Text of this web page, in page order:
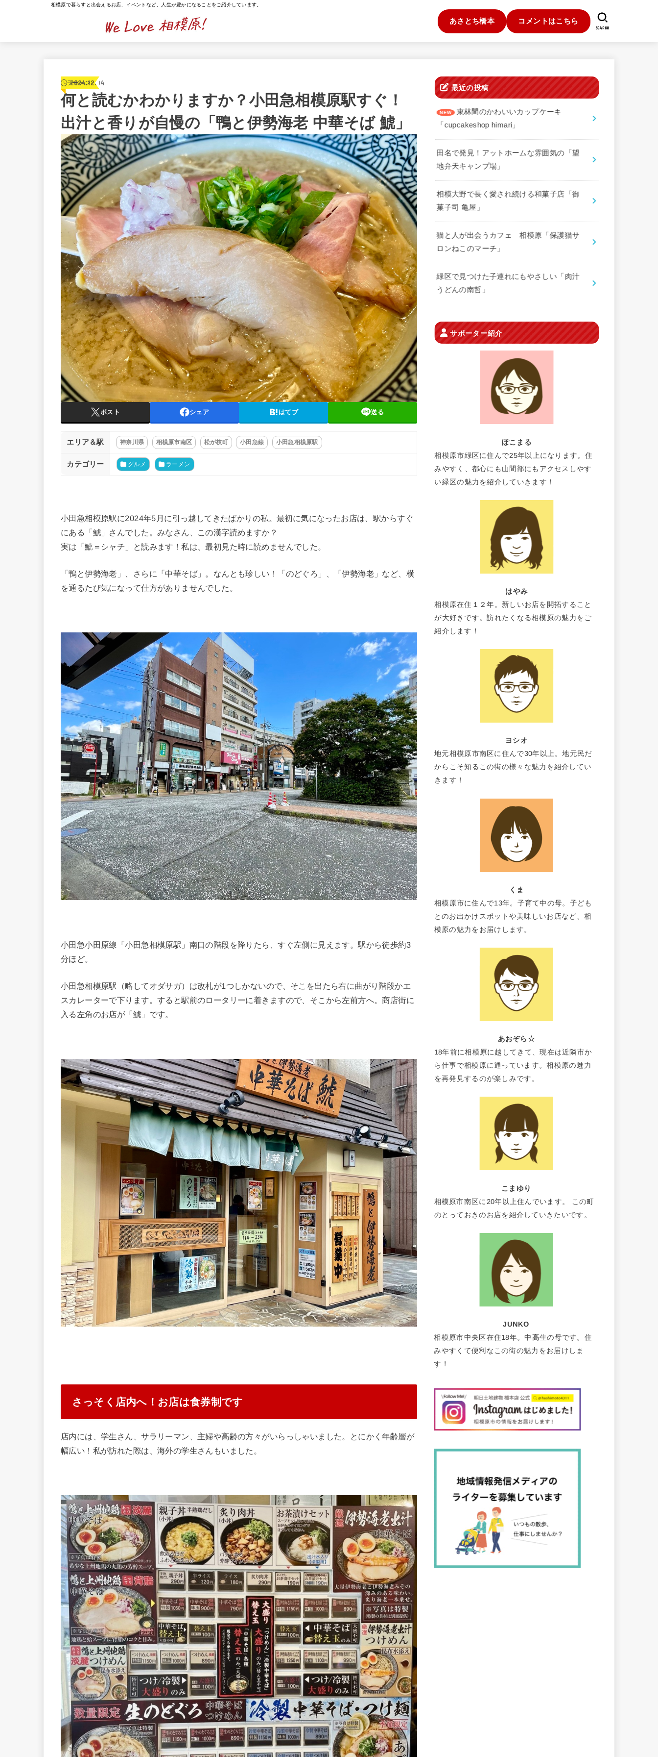
相模原で暮らすと出会えるお店、イベントなど、人生が豊かになることをご紹介しています。
あさとち橋本 コメントはこちら
SEARCH
ラーメン
2024.12.04
何と読むかわかりますか？小田急相模原駅すぐ！
出汁と香りが自慢の「鴨と伊勢海老 中華そば 鯱」
ポスト シェア はてブ 送る
エリア＆駅 神奈川県 相模原市南区 松が枝町 小田急線 小田急相模原駅
カテゴリー グルメ ラーメン
小田急相模原駅に2024年5月に引っ越してきたばかりの私。最初に気になったお店は、駅からすぐ
にある「鯱」さんでした。みなさん、この漢字読めますか？
実は「鯱＝シャチ」と読みます！私は、最初見た時に読めませんでした。
「鴨と伊勢海老」、さらに「中華そば」。なんとも珍しい！「のどぐろ」、「伊勢海老」など、横
を通るたび気になって仕方がありませんでした。
小田急小田原線「小田急相模原駅」南口の階段を降りたら、すぐ左側に見えます。駅から徒歩約3
分ほど。
小田急相模原駅（略してオダサガ）は改札が1つしかないので、そこを出たら右に曲がり階段かエ
スカレーターで下ります。すると駅前のロータリーに着きますので、そこから左前方へ。商店街に
入る左角のお店が「鯱」です。
さっそく店内へ！お店は食券制です
店内には、学生さん、サラリーマン、主婦や高齢の方々がいらっしゃいました。とにかく年齢層が
幅広い！私が訪れた際は、海外の学生さんもいました。
最近の投稿
東林間のかわいいカップケーキ
「cupcakeshop himari」
田名で発見！アットホームな雰囲気の「望
地弁天キャンプ場」
相模大野で長く愛され続ける和菓子店「御
菓子司 亀屋」
猫と人が出会うカフェ 相模原「保護猫サ
ロンねこのマーチ」
緑区で見つけた子連れにもやさしい「肉汁
うどんの南哲」
サポーター紹介
ぽこまる
相模原市緑区に住んで25年以上になります。住
みやすく、都心にも山間部にもアクセスしやす
い緑区の魅力を紹介していきます！
はやみ
相模原在住１２年。新しいお店を開拓すること
が大好きです。訪れたくなる相模原の魅力をご
紹介します！
ヨシオ
地元相模原市南区に住んで30年以上。地元民だ
からこそ知るこの街の様々な魅力を紹介してい
きます！
くま
相模原市に住んで13年。子育て中の母。子ども
とのお出かけスポットや美味しいお店など、相
模原の魅力をお届けします。
あおぞら☆
18年前に相模原に越してきて、現在は近隣市か
ら仕事で相模原に通っています。相模原の魅力
を再発見するのが楽しみです。
こまゆり
相模原市南区に20年以上住んでいます。 この町
のとっておきのお店を紹介していきたいです。
JUNKO
相模原市中央区在住18年。中高生の母です。住
みやすくて便利なこの街の魅力をお届けしま
す！